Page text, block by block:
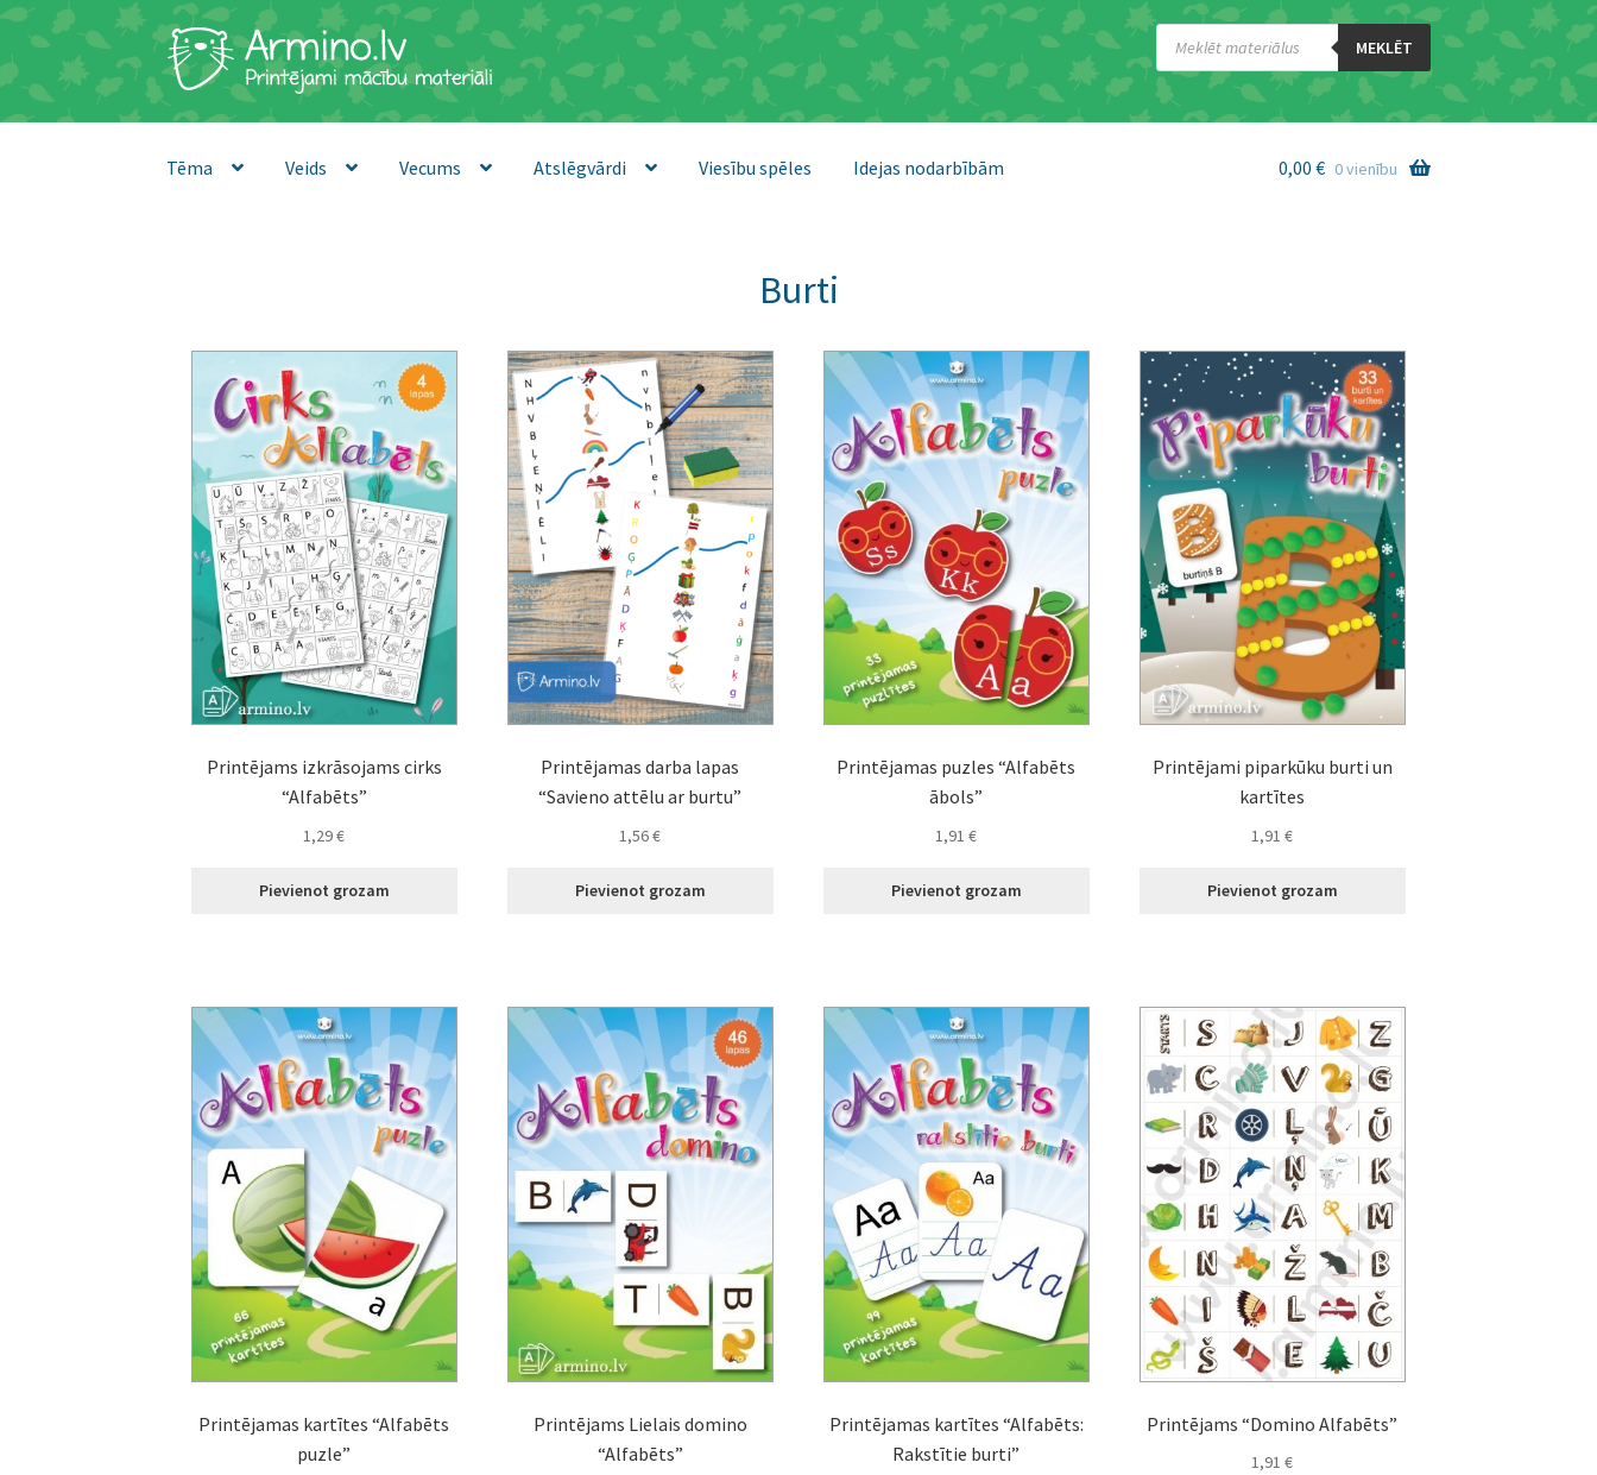
Skip
to
navigation
Skip
to
content
Products
search MEKLĒT
Tēma Veids Vecums Atslēgvārdi Viesību spēles Idejas nodarbībām 0,00 € 0 vienību
Burti
Printējams izkrāsojams cirks
“Alfabēts”
1,29€
Pievienot grozam
Printējamas darba lapas
“Savieno attēlu ar burtu”
1,56€
Pievienot grozam
Printējamas puzles “Alfabēts
ābols”
1,91€
Pievienot grozam
Printējami piparkūku burti un
kartītes
1,91€
Pievienot grozam
Printējamas kartītes “Alfabēts
puzle”
Printējams Lielais domino
“Alfabēts”
Printējamas kartītes “Alfabēts:
Rakstītie burti”
Printējams “Domino Alfabēts”
1,91€